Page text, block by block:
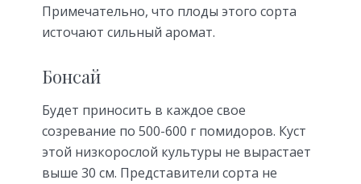
Примечательно, что плоды этого сорта
источают сильный аромат.
Бонсай
Будет приносить в каждое свое
созревание по 500-600 г помидоров. Куст
этой низкорослой культуры не вырастает
выше 30 см. Представители сорта не